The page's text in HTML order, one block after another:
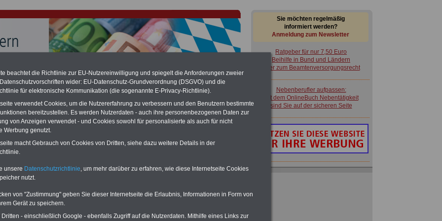
für Beamte & Ruhestandsbeamte (zu geringe Alimentation)
hat die Berliner Landesbesoldung für verfassungs-widrig
März 2027 eine Neuregelung der Besoldung beschließen). Auch beim
& Ruhestandsbeamte) gibt es teilweise hohe Nachzahlungen (Medienberichten
füralle (!) Beamtezwischen mind. 3.000 und 13.000 Euro, Der INFO-
hierzu eine Broschüre heraus, die unmittelbar nach dem Beschluss des
der Bundesregierung vorgelegt wird (wahrscheinlich im Quartal.2026
der Broschüre
steigt
mit drei Ratgebern für
Wissenswertes für
(Bund/Länder) sowie
Sie möchten regelmäßig
informiert werden?
Anmeldung zum Newsletter
Ratgeber für nur 7,50 Euro
Beihilfe in Bund und Ländern
oder zum Beamtenversorgungsrecht
Nebenberufler aufpassen:
mit dem OnlineBuch Nebentätigkeit
sind Sie auf der sicheren Seite
beachtet die Richtlinie zur EU-Nutzereinwilligung und spiegelt die Anforderungen zweier
wider: EU-Datenschutz-Grundverordnung (DSGVO) und die
für elektronische Kommunikation (die sogenannte E-Privacy-Richtlinie).
verwendet Cookies, um die Nutzererfahrung zu verbessern und den Benutzern bestimmte
bereitzustellen. Es werden Nutzerdaten - auch ihre personenbezogenen Daten zur
von Anzeigen verwendet - und Cookies sowohl für personalisierte als auch für nicht
Werbung genutzt.
macht Gebrauch von Cookies von Dritten, siehe dazu weitere Details in der
unsere Datenschutzrichtlinie , um mehr darüber zu erfahren, wie diese Internetseite Cookies
nutzt.
von "Zustimmung" geben Sie dieser Internetseite die Erlaubnis, Informationen in Form von
Gerät zu speichern.
- einschließlich Google - ebenfalls Zugriff auf die Nutzerdaten. Mithilfe eines Links zur